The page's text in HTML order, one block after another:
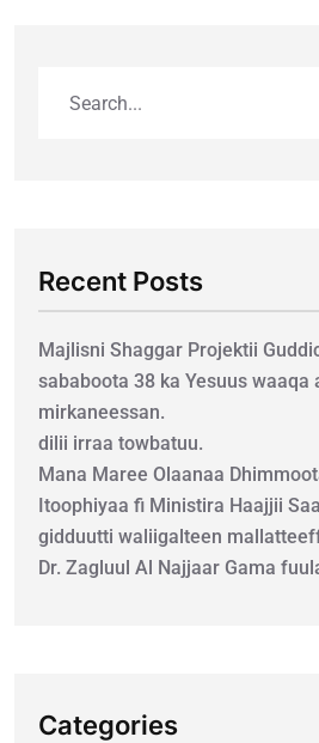
Recent Posts
Majlisni Shaggar Projektii
sababoota 38 ka Yesuus waaqa
mirkaneessan.
dilii irraa towbatuu.
Mana Maree Olaanaa
Itoophiyaa fi Ministira Haajjii
gidduutti waliigalteen
Dr. Zagluul Al Najjaar Gama
Categories